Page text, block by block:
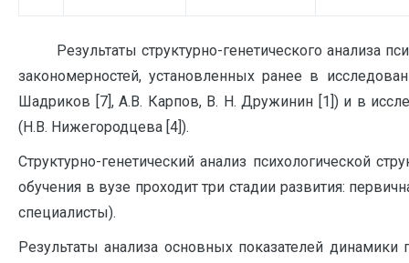
Результаты структурно-генетического анализа
закономерностей, установленных ранее в
Шадриков [7], А.В. Карпов, В. Н. Дружинин [1]) и в
(Н.В. Нижегородцева [4]).
Структурно-генетический анализ психологической
обучения в вузе проходит три стадии развития:
специалисты).
Результаты анализа основных показателей динамики